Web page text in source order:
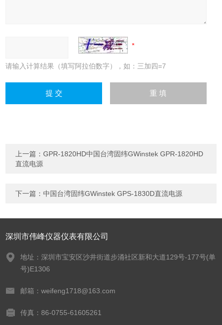
请输入计算结果（填写阿拉伯数字），如：三加四=7
上一篇：GPR-1820HD中国台湾固纬GWinstek GPR-1820HD
直流电源
下一篇：中国台湾固纬GWinstek GPS-1830D直流电源
深圳市伟峰仪器仪表有限公司
地址：深圳市宝安区沙井街道步涌社区新和大道129号-177号(单
号)E1306
邮箱：weifeng1718@163.com
传真：86-0755-61605261